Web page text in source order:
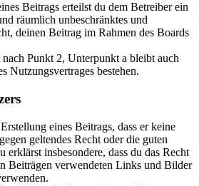
Beitrags erteilst du dem Betreiber ein
räumlich unbeschränktes und
deinen Beitrag im Rahmen des Boards
Punkt 2, Unterpunkt a bleibt auch
Nutzungsvertrages bestehen.
eines Beitrags, dass er keine
geltendes Recht oder die guten
erklärst insbesondere, dass du das Recht
Beiträgen verwendeten Links und Bilder